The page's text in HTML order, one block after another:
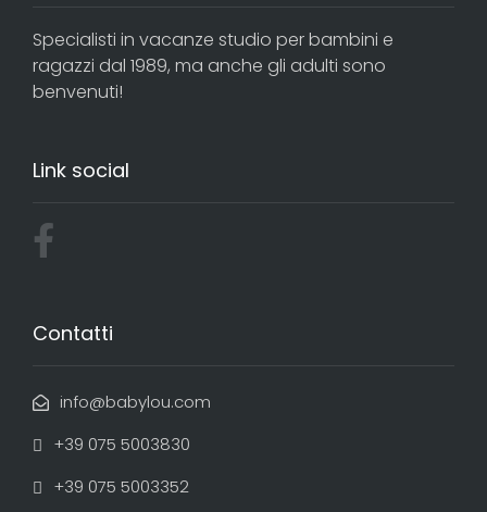
Specialisti in vacanze studio per bambini e
ragazzi dal 1989, ma anche gli adulti sono
benvenuti!
Link social
Contatti
info@babylou.com
+39 075 5003830
+39 075 5003352